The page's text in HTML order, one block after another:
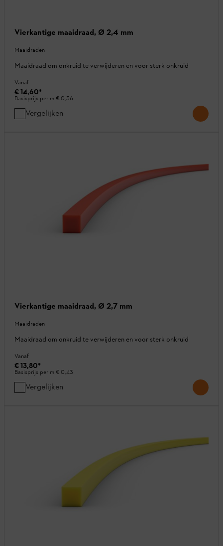
Vierkantige maaidraad, Ø 2,4 mm
Maaidraden
Maaidraad om onkruid te verwijderen en voor sterk onkruid
Vanaf
€ 14,60*
Basisprijs per m € 0,36
Vergelijken
Vierkantige maaidraad, Ø 2,7 mm
Maaidraden
Maaidraad om onkruid te verwijderen en voor sterk onkruid
Vanaf
€ 13,80*
Basisprijs per m € 0,43
Vergelijken